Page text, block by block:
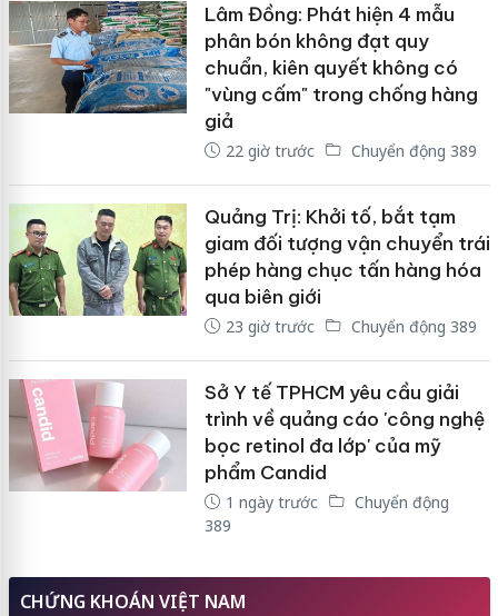
Lâm Đồng: Phát hiện 4 mẫu
phân bón không đạt quy
chuẩn, kiên quyết không có
"vùng cấm" trong chống hàng
giả
22 giờ trước Chuyển động 389
Quảng Trị: Khởi tố, bắt tạm
giam đối tượng vận chuyển trái
phép hàng chục tấn hàng hóa
qua biên giới
23 giờ trước Chuyển động 389
Sở Y tế TPHCM yêu cầu giải
trình về quảng cáo 'công nghệ
bọc retinol đa lớp' của mỹ
phẩm Candid
1 ngày trước
Chuyển động
389
CHỨNG KHOÁN VIỆT NAM